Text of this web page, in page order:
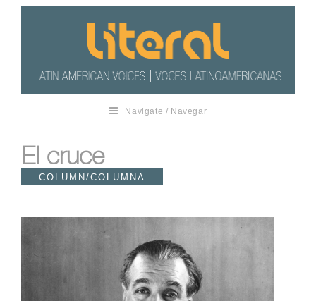
Navigate / Navegar
El cruce
COLUMN/COLUMNA